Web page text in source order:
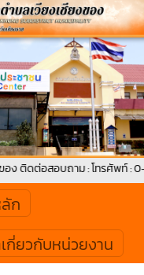
ดต่อสอบถาม : โทรศัพท์ : 0-
ก
กี่ยวกับหน่วยงาน